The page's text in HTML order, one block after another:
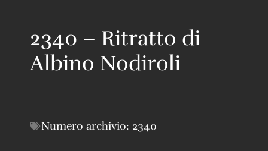
2340 – Ritratto di
Albino Nodiroli
Numero archivio: 2340